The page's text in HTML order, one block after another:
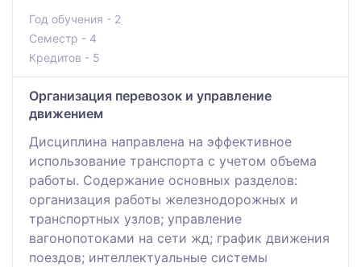
Год обучения - 2
Семестр - 4
Кредитов - 5
Организация перевозок и управление
движением
Дисциплина направлена на эффективное
использование транспорта с учетом объема
работы. Содержание основных разделов:
организация работы железнодорожных и
транспортных узлов; управление
вагонопотоками на сети жд; график движения
поездов; интеллектуальные системы